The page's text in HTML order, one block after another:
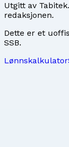
Utgitt av Tabitek
redaksjonen.
Dette er et
SSB.
Lønnskalkulator